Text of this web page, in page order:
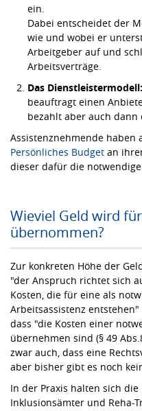
ein.
Dabei entscheidet der
wie und wobei er
Arbeitgeber auf und
Arbeitsverträge.
Das Dienstleistermodell:
beauftragt einen
bezahlt aber auch dann
Assistenznehmende
Persönliches Budget an
dieser dafür die
Wieviel Geld wird
übernommen?
Zur konkreten Höhe der
"der Anspruch richtet sich
Kosten, die für eine als
Arbeitsassistenz entstehen"
dass "die Kosten einer
übernehmen sind (§ 49
zwar auch, dass eine
aber bisher gibt es noch
In der Praxis halten sich
Inklusionsämter und Reha-